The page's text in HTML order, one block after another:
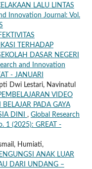
LALU LINTAS
Innovation Journal: Vol.
TERHADAP
DASAR NEGERI
and Innovation
- JANUARI
Dwi Lestari, Navinatul
VIDEO
PADA GAYA
DINI , Global Research
1 (2025): GREAT -
Humiati,
ANAK LUAR
DARI UNDANG –